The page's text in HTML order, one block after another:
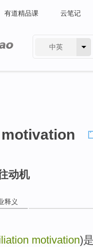
有道精品课 云笔记
中英
动机
释义
motivation)